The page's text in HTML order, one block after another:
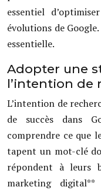
essentiel
évolutions de
essentielle.
Adopter une
l’intention de
L’intention de
de succès dans
comprendre ce que
tapent un mot-clé
répondent à leurs
marketing